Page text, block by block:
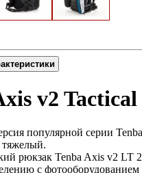
v2
популярной серии
рюкзак Tenba Axis v2 LT
с